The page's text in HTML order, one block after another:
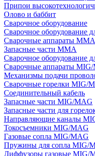
Припои
Олово и баббит
Сварочное оборудование
Сварочное оборудование
Сварочные аппараты MMA
Запасные части MMA
Сварочное оборудование
Сварочные аппараты
Механизмы подачи
Сварочные горелки MIG/
Соединительный кабель
Запасные части MIG/MAG
Запасные части для
Направляющие каналы
Токосъемники MIG/MAG
Газовые сопла MIG/MAG
Пружины для сопла MIG/
Диффузоры газовые MIG/